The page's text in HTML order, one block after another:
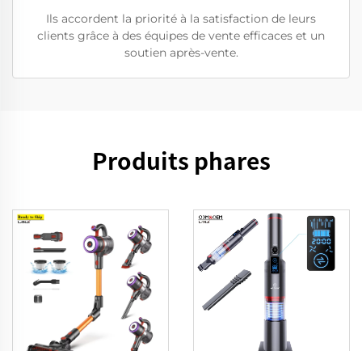
Ils accordent la priorité à la satisfaction de leurs
clients grâce à des équipes de vente efficaces et un
soutien après-vente.
Produits phares